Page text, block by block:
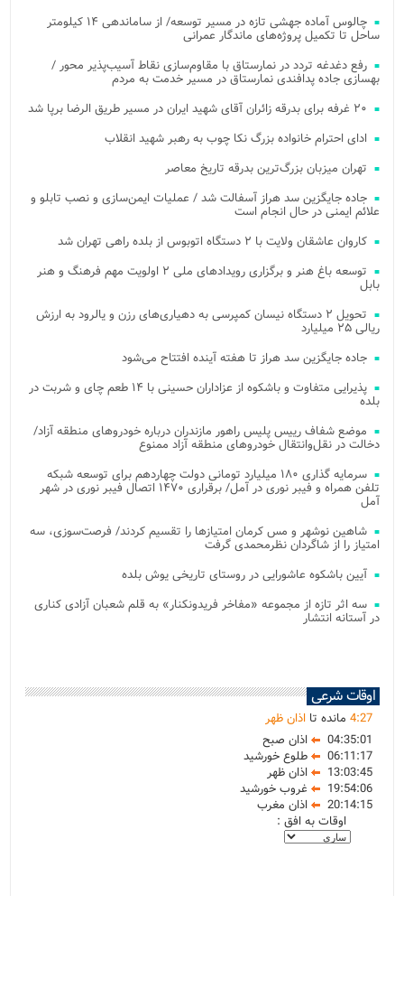
چالوس آماده جهشی تازه در مسیر توسعه/ از ساماندهی ۱۴ کیلومتر
ساحل تا تکمیل پروژه‌های ماندگار عمرانی
رفع دغدغه تردد در نمارستاق با مقاوم‌سازی نقاط آسیب‌پذیر محور /
بهسازی جاده پدافندی نمارستاق در مسیر خدمت به مردم
۲۰ غرفه برای بدرقه زائران آقای شهید ایران در مسیر طریق الرضا برپا شد
ادای احترام خانواده بزرگ نکا چوب به رهبر شهید انقلاب
تهران میزبان بزرگ‌ترین بدرقه تاریخ معاصر
جاده جایگزین سد هراز آسفالت شد / عملیات ایمن‌سازی و نصب تابلو و
علائم ایمنی در حال انجام است
کاروان عاشقان ولایت با ۲ دستگاه اتوبوس از بلده راهی تهران شد
توسعه باغ هنر و برگزاری رویدادهای ملی ۲ اولویت مهم فرهنگ و هنر
بابل
تحویل ۲ دستگاه نیسان کمپرسی به دهیاری‌های رزن و یالرود به ارزش
ریالی ۲۵ میلیارد
جاده جایگزین سد هراز تا هفته آینده افتتاح می‌شود
پذیرایی متفاوت و باشکوه از عزاداران حسینی با ۱۴ طعم چای و شربت در
بلده
موضع شفاف رییس پلیس راهور مازندران درباره خودروهای منطقه آزاد/
دخالت در نقل‌وانتقال خودروهای منطقه آزاد ممنوع
سرمایه گذاری ۱۸۰ میلیارد تومانی دولت چهاردهم برای توسعه شبکه
تلفن همراه و فیبر نوری در آمل/ برقراری ۱۴۷۰ اتصال فیبر نوری در شهر
آمل
شاهین نوشهر و مس کرمان امتیازها را تقسیم کردند/ فرصت‌سوزی، سه
امتیاز را از شاگردان نظرمحمدی گرفت
آیین باشکوه عاشورایی در روستای تاریخی یوش بلده
سه اثر تازه از مجموعه «مفاخر فریدونکنار» به قلم شعبان آزادی کناری
در آستانه انتشار
اوقات شرعی
4:27 مانده تااذان ظهر
04:35:01
اذان صبح
06:11:17
طلوع خورشید
13:03:45
اذان ظهر
19:54:06
غروب خورشید
20:14:15
اذان مغرب
اوقات به افق :